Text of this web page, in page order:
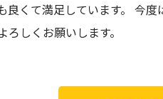
良くて満足しています。 今
しくお願いします。